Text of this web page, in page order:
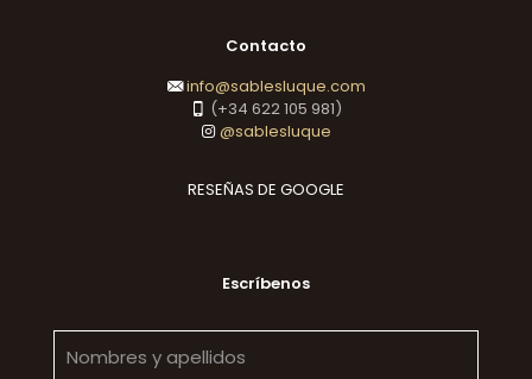
Contacto
info@sablesluque.com
(+34 622 105 981)
@sablesluque
RESEÑAS DE GOOGLE
Escríbenos